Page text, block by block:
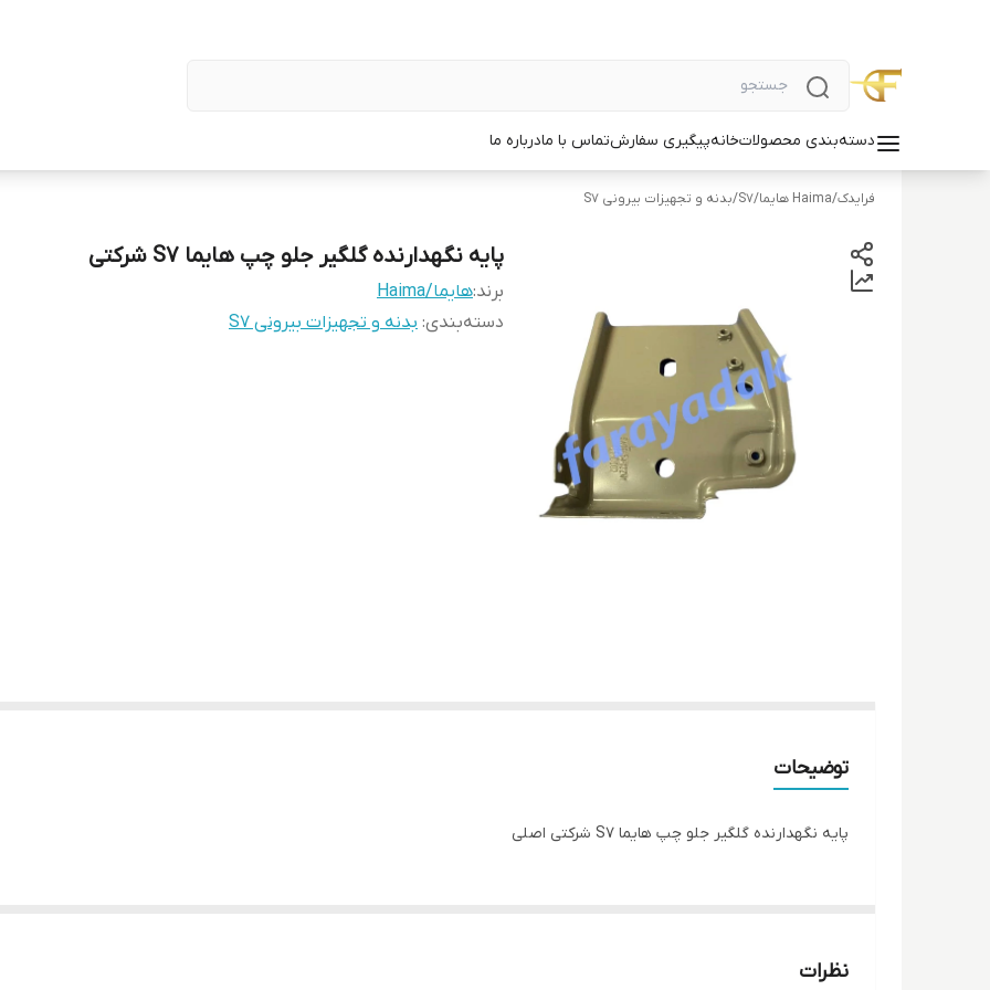
دسته‌بندی محصولاتخانهپیگیری سفارشتماس با مادرباره ما
فرایدک/Haima هایما /
S7
/بدنه و تجهیزات بیرونی S7
پایه نگهدارنده گلگیر جلو چپ هایما S7 شرکتی
برند:هایما/Haima
دسته‌بندی: بدنه و تجهیزات بیرونی S7
توضیحات
پایه نگهدارنده گلگیر جلو چپ هایما S7 شرکتی اصلی
نظرات